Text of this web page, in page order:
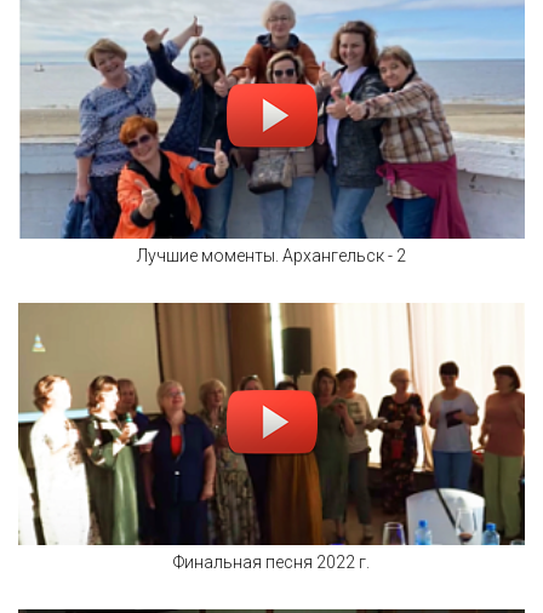
Лучшие моменты. Архангельск - 2
Финальная песня 2022 г.